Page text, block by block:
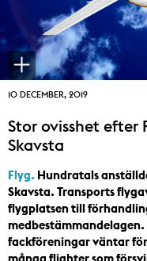
10 DECEMBER, 2019
Stor ovisshet efter
Skavsta
Flyg. Hundratals
Skavsta. Transports
flygplatsen till
fackföreningar väntar